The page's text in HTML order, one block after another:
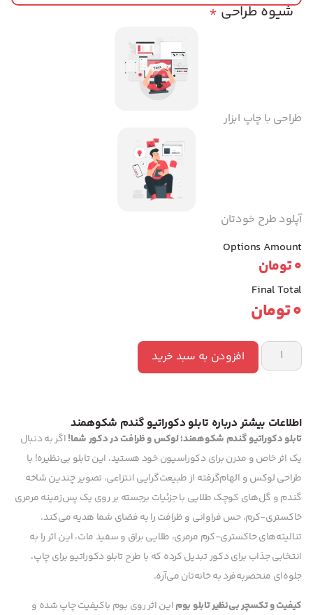
*شیوه طراحی
طراحی با چاپ ابزار
آپلود طرح خودتان
Options Amount
0تومان
Final Total
0تومان
افزودن به سبد خرید
اطلاعات بیشتر درباره تابلو دکوراتیو گندم شکوهمند
تابلو دکوراتیو گندم شکوهمند؛ لوکس و ظرافت در دکور شما!اگر به دنبال
یک اثر خاص و مدرن برای دکوراسیون خود هستید، این تابلو بی‌نظیره! با
طراحی لوکس و الهام‌گرفته از طبیعت‌گرایی انتزاعی، تصویر چندین شاخه
گندم و گل‌های کوچک طلایی با جزئیات برجسته بر روی یک پس‌زمینه مرمری
خاکستری-کرم، حس فراوانی و ظرافت را به فضای شما هدیه می‌کند.
تنالیته‌های خاکستری-کرم مرمری، طلایی براق و سفید مات، این اثر را به
انتخابی جذاب برای دکور تبدیل کرده که با طرح تابلو دکوراتیو برای چاپ،
جلوه‌ای منحصربه‌فرد به خانه‌تان می‌آره.
کیفیت و تکسچر بی‌نظیر تابلو بوماین اثر روی بوم باکیفیت چاپ شده و